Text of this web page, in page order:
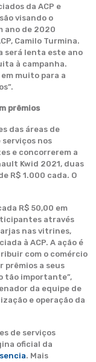
da ACP e
visando o
ano de 2020
Camilo Turmina.
será lenta este ano
à campanha.
muito para a
prêmios
das áreas de
nos
e concorrerem a
Kwid 2021, duas
R$ 1.000 cada. O
R$ 50,00 em
através
nas vitrines,
à ACP. A ação é
com o comércio
prêmios a seus
tão importante”,
da equipe de
e operação da
de serviços
oficial da
. Mais